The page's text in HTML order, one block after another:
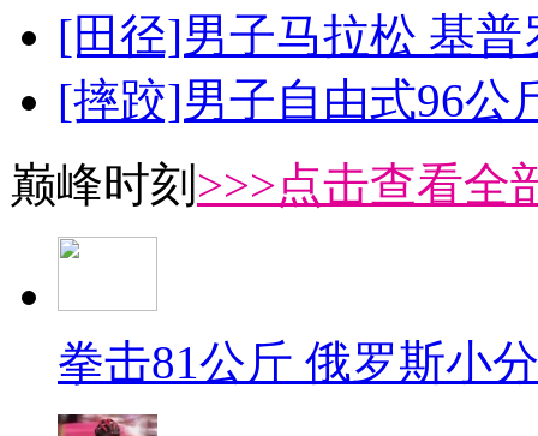
[田径]男子马拉松 基
[摔跤]男子自由式96公
巅峰时刻 >>>点击查看全
拳击81公斤 俄罗斯小